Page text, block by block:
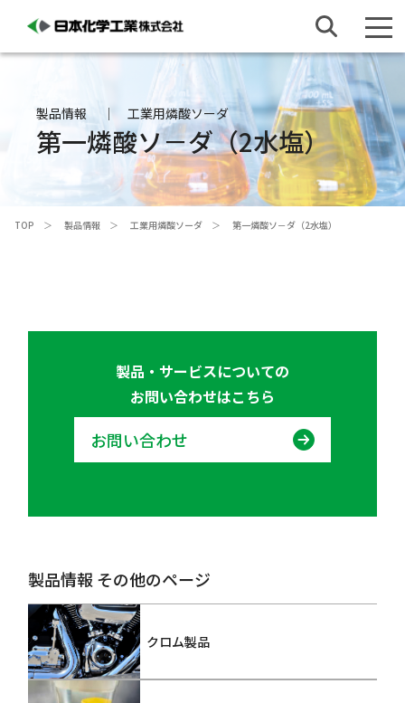
製品情報 工業用燐酸ソーダ
第一燐酸ソ－ダ（2水塩）
TOP 製品情報 工業用燐酸ソーダ 第一燐酸ソ－ダ（2水塩）
製品・サービスについての
お問い合わせはこちら
お問い合わせ
製品情報 その他のページ
クロム製品